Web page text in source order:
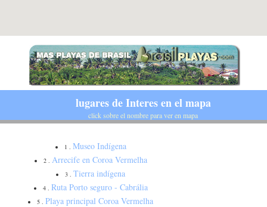
lugares de Interes en el mapa
click sobre el nombre para ver en mapa
1 . Museo Indígena
2 . Arrecife en Coroa Vermelha
3 . Tierra indígena
4 . Ruta Porto seguro - Cabrália
5 . Playa principal Coroa Vermelha